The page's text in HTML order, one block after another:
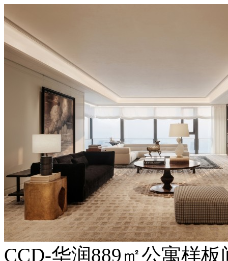
CCD-华润889㎡公寓样板